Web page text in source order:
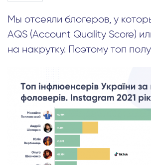
Мы отсеяли блогеров, у
AQS (Account Quality Score)
на накрутку. Поэтому топ